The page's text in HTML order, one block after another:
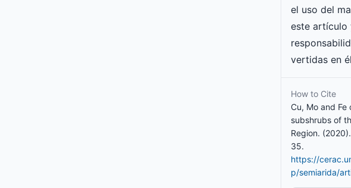
el uso del
este artículo
vertidas en
How to Cite
Cu, Mo and Fe
subshrubs of
Region. (2020).
35.
https://
p/semiarida/